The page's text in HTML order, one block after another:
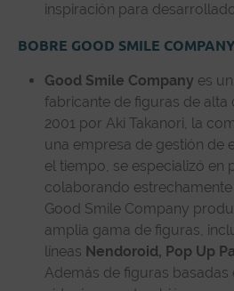
inspiración para
BOBRE GOOD SMILE
Good Smile Company es
fabricante de figuras de alta
2001 por Aki Takanori, la
una empresa de gestión de
el tiempo, se especializó en
colaborando
Good Smile Company
amplia gama de figuras,
líneas Nendoroid, Pop Up
Además de figuras basadas